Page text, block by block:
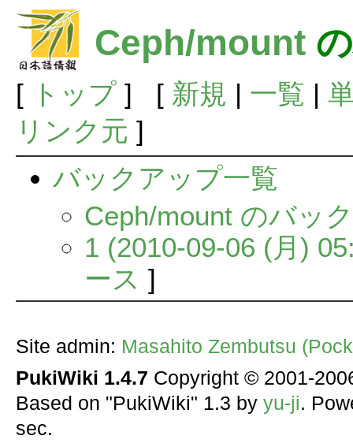
Ceph/mountの
[ トップ] [ 新規 | 一覧 |
リンク元 ]
バックアップ一覧
Ceph/mount のバッ
1 (2010-09-06 (月)
ース ]
Site admin: Masahito Zembutsu
PukiWiki 1.4.7 Copyright © 2001-
Based on "PukiWiki" 1.3 by yu-ji.
sec.